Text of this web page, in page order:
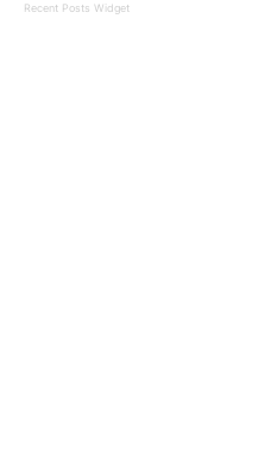
Recent Posts Widget